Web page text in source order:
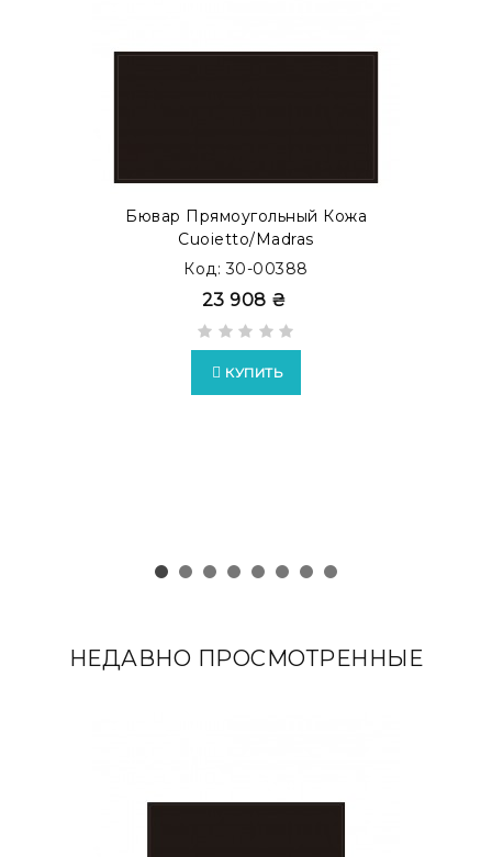
Бювар Прямоугольный Кожа
Cuoietto/Madras
Код: 30-00388
23 908 ₴
КУПИТЬ
НЕДАВНО ПРОСМОТРЕННЫЕ